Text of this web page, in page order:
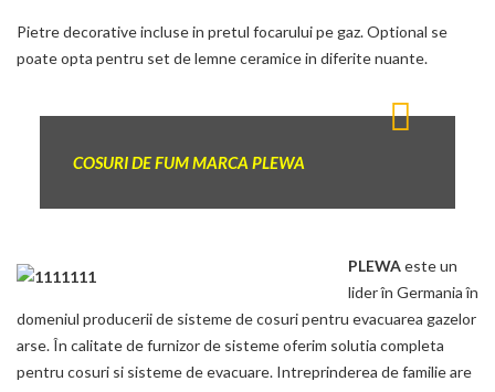
Pietre decorative incluse in pretul focarului pe gaz. Optional se
poate opta pentru set de lemne ceramice in diferite nuante.
COSURI DE FUM MARCA PLEWA
PLEWAeste un
lider în Germania în
domeniul producerii de sisteme de cosuri pentru evacuarea gazelor
arse. În calitate de furnizor de sisteme oferim solutia completa
pentru cosuri si sisteme de evacuare. Intreprinderea de familie are